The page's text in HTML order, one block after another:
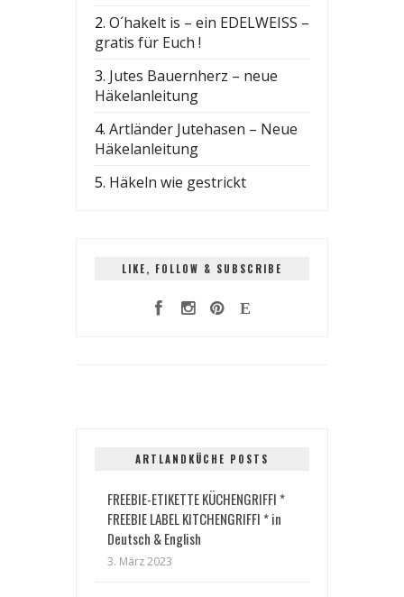
2. O´hakelt is – ein EDELWEISS –
gratis für Euch !
3. Jutes Bauernherz – neue
Häkelanleitung
4. Artländer Jutehasen – Neue
Häkelanleitung
5. Häkeln wie gestrickt
LIKE, FOLLOW & SUBSCRIBE
ARTLANDKÜCHE POSTS
FREEBIE-ETIKETTE KÜCHENGRIFFI *
FREEBIE LABEL KITCHENGRIFFI * in
Deutsch & English
3. März 2023